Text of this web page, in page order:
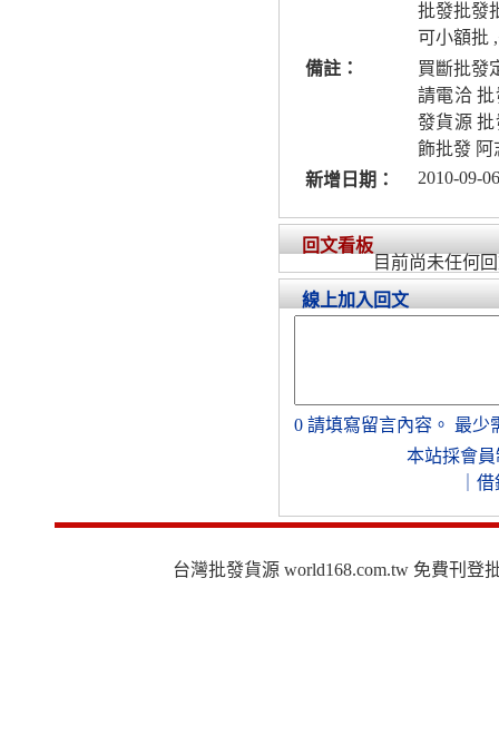
批發批發
可小額批
備註：
買斷批發
請電洽
發貨源
飾批發 阿
新增日期：
2010-09-
回文看板
目前尚未任何
線上加入回文
0 請填寫留言內容。 最少
本站採會員
借
台灣批發貨源 world168.com.tw 免費刊登